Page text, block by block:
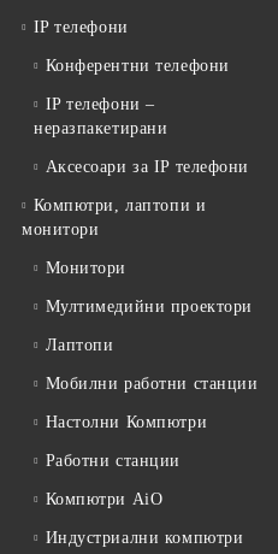
IP телефони
Конферентни телефони
IP телефони –
неразпакетирани
Аксесоари за IP телефони
Компютри, лаптопи и
монитори
Монитори
Мултимедийни проектори
Лаптопи
Мобилни работни станции
Настолни Компютри
Работни станции
Компютри AiO
Индустриални компютри